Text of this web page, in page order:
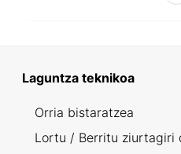
Laguntza teknikoa
Orria bistaratzea
Lortu / Berritu ziurtagiri